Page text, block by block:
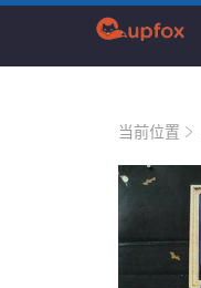
当前位置